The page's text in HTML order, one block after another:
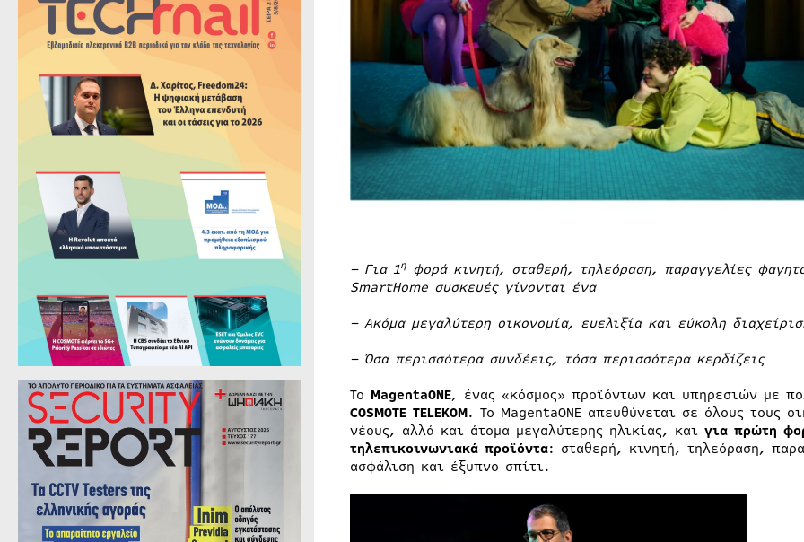
– Για 1ηφορά κινητή, σταθερή, τηλεόραση, παραγγελίες
SmartHome συσκευές γίνονται ένα
– Ακόμα μεγαλύτερη οικονομία, ευελιξία και εύκολη
– Όσα περισσότερα συνδέεις, τόσα περισσότερα κερδίζεις
Το MagentaONE, ένας «κόσμος» προϊόντων και υπηρεσιών με
COSMOTE TELEKOM. Το MagentaONE απευθύνεται σε όλους τους
νέους, αλλά και άτομα μεγαλύτερης ηλικίας, και για πρώτη
τηλεπικοινωνιακά προϊόντα: σταθερή, κινητή, τηλεόραση,
ασφάλιση και έξυπνο σπίτι.